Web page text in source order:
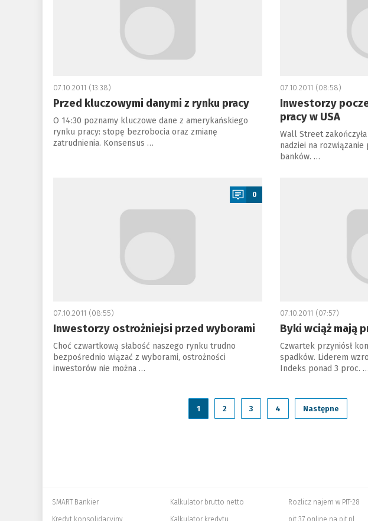
07.10.2011 (13:38)
Przed kluczowymi danymi z rynku pracy
O 14:30 poznamy kluczowe dane z amerykańskiego
rynku pracy: stopę bezrobocia oraz zmianę
zatrudnienia. Konsensus …
07.10.2011 (08:58)
Inwestorzy
pracy w USA
Wall Street
nadziei na
banków. …
0
07.10.2011 (08:55)
Inwestorzy ostrożniejsi przed wyborami
Choć czwartkową słabość naszego rynku trudno
bezpośrednio wiązać z wyborami, ostrożności
inwestorów nie można …
07.10.2011 (07:57)
Byki wciąż mają
Czwartek przyniósł
spadków. Liderem
Indeks ponad 3 proc. …
1 2 3 4 Następne
SMART Bankier
Kredyt konsolidacyjny
Kalkulator brutto netto
Kalkulator kredytu
Rozlicz najem w PIT-28
pit 37 online na pit.pl